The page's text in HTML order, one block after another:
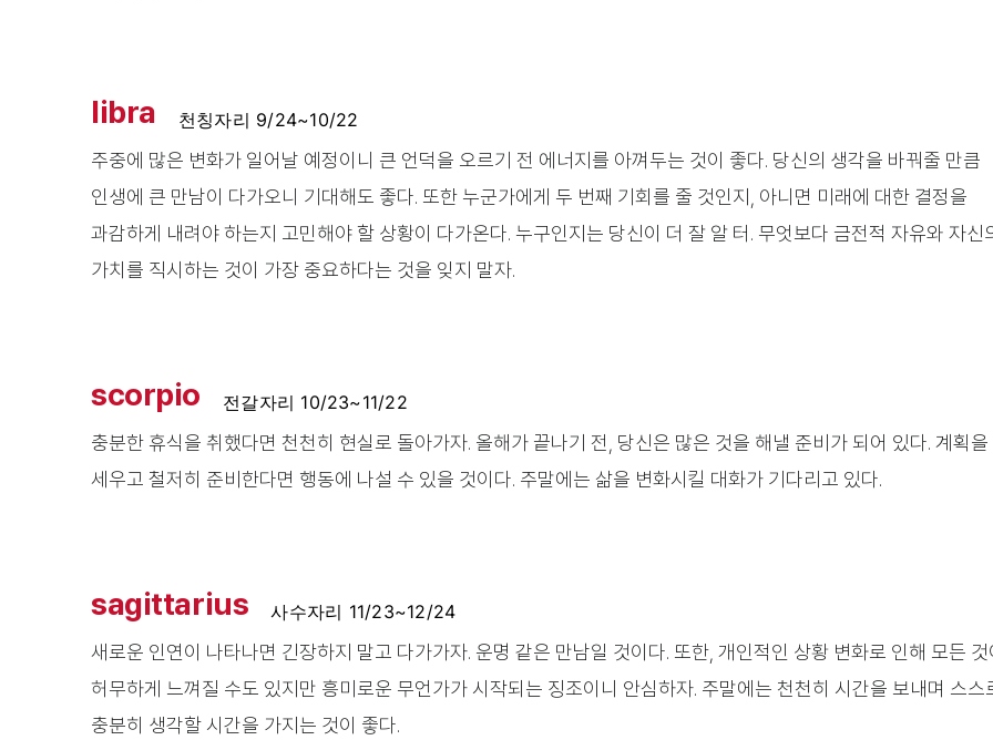
libra 천칭자리 9/24~10/22
주중에 많은 변화가 일어날 예정이니 큰 언덕을 오르기 전 에너지를 아껴두는 것이 좋다. 당신의 생각을 바꿔줄 만큼
인생에 큰 만남이 다가오니 기대해도 좋다. 또한 누군가에게 두 번째 기회를 줄 것인지, 아니면 미래에 대한 결정을
과감하게 내려야 하는지 고민해야 할 상황이 다가온다. 누구인지는 당신이 더 잘 알 터. 무엇보다 금전적 자유와 자신
가치를 직시하는 것이 가장 중요하다는 것을 잊지 말자.
scorpio 전갈자리 10/23~11/22
충분한 휴식을 취했다면 천천히 현실로 돌아가자. 올해가 끝나기 전, 당신은 많은 것을 해낼 준비가 되어 있다. 계획을
세우고 철저히 준비한다면 행동에 나설 수 있을 것이다. 주말에는 삶을 변화시킬 대화가 기다리고 있다.
sagittarius 사수자리 11/23~12/24
새로운 인연이 나타나면 긴장하지 말고 다가가자. 운명 같은 만남일 것이다. 또한, 개인적인 상황 변화로 인해 모든 것
허무하게 느껴질 수도 있지만 흥미로운 무언가가 시작되는 징조이니 안심하자. 주말에는 천천히 시간을 보내며 스스
충분히 생각할 시간을 가지는 것이 좋다.